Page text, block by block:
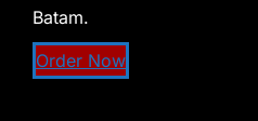
Batam.
Order Now